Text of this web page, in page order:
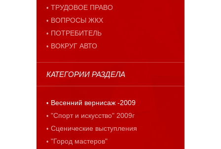
ТРУДОВОЕ ПРАВО
ВОПРОСЫ ЖКХ
ПОТРЕБИТЕЛЬ
ВОКРУГ АВТО
КАТЕГОРИИ РАЗДЕЛА
Весенний вернисаж -2009
"Спорт и искусство" 2009г
Сценические выступления
"Город мастеров"